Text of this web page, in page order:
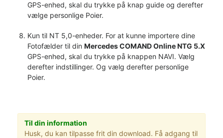
GPS-enhed, skal du trykke på knap guide og derefter
vælge personlige Poier.
Kun til NT 5,0-enheder. For at kunne importere dine
Fotofælder til din Mercedes COMAND Online NTG 5.X
GPS-enhed, skal du trykke på knappen NAVI. Vælg
derefter indstillinger. Og vælg derefter personlige
Poier.
Til din information
Husk, du kan tilpasse frit din download. Få adgang til